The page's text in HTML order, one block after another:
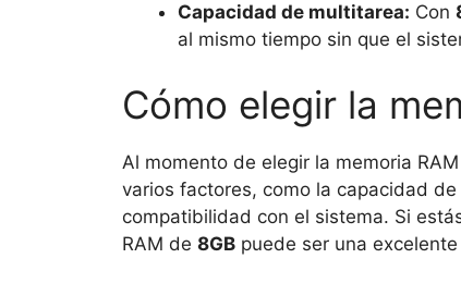
Capacidad de multitarea: Con
al mismo tiempo sin que el
Cómo elegir la
Al momento de elegir la memoria
varios factores, como la capacidad
compatibilidad con el sistema. Si
RAM de 8GB puede ser una